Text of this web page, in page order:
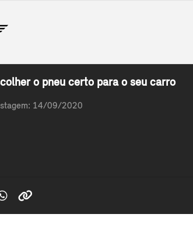
o pneu certo para o seu carro
14/09/2020